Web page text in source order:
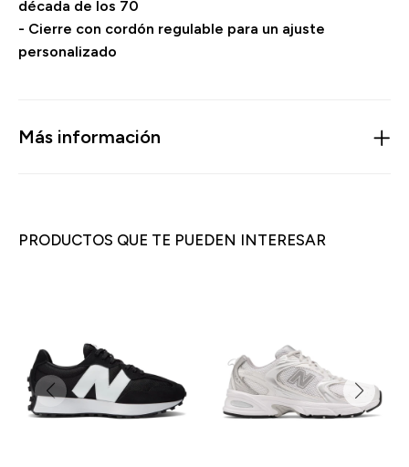
década de los 70
- Cierre con cordón regulable para un ajuste
personalizado
Más información
PRODUCTOS QUE TE PUEDEN INTERESAR